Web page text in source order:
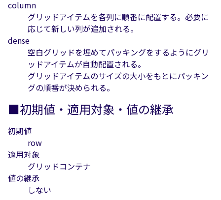
column
グリッドアイテムを各列に順番に配置する。必要に
応じて新しい列が追加される。
dense
空白グリッドを埋めてパッキングをするようにグリ
ッドアイテムが自動配置される。
グリッドアイテムのサイズの大小をもとにパッキン
グの順番が決められる。
■初期値・適用対象・値の継承
初期値
row
適用対象
グリッドコンテナ
値の継承
しない